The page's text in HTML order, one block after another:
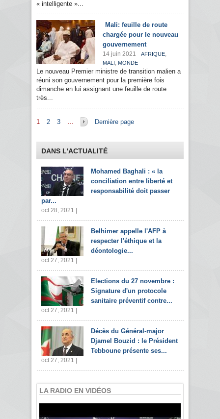
« intelligente »...
Mali: feuille de route
chargée pour le nouveau
gouvernement
14 juin 2021 AFRIQUE,
MALI , MONDE
Le nouveau Premier ministre de transition malien a
réuni son gouvernement pour la première fois
dimanche en lui assignant une feuille de route
très...
Pages
1 2 3 … Dernière page
DANS L'ACTUALITÉ
Mohamed Baghali : « la
conciliation entre liberté et
responsabilité doit passer
par...
oct 28, 2021 |
Belhimer appelle l'AFP à
respecter l'éthique et la
déontologie...
oct 27, 2021 |
Elections du 27 novembre :
Signature d'un protocole
sanitaire préventif contre...
oct 27, 2021 |
Décès du Général-major
Djamel Bouzid : le Président
Tebboune présente ses...
oct 27, 2021 |
LA RADIO EN VIDÉOS